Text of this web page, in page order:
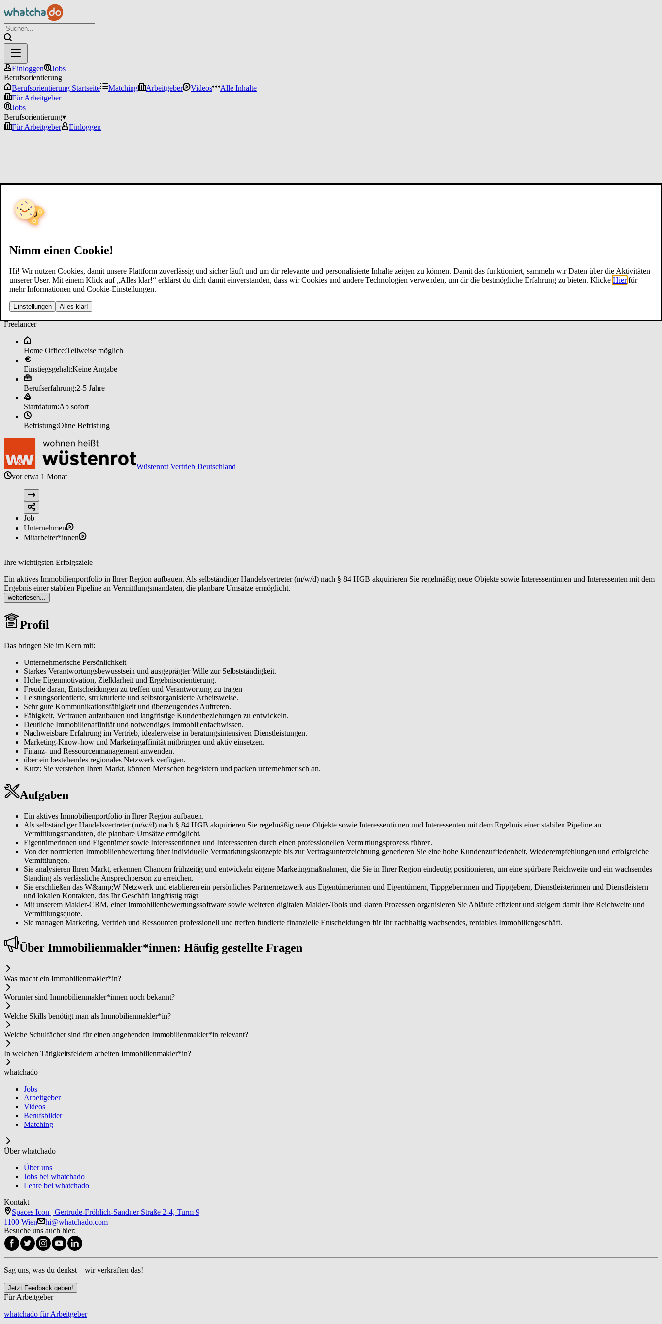
Nimm einen Cookie!
Hi! Wir nutzen Cookies, damit unsere Plattform zuverlässig und sicher läuft und um dir relevante und personalisierte Inhalte zeigen zu können. Damit das funktioniert, sammeln wir Daten über die Aktivitäten
unserer User. Mit einem Klick auf „Alles klar!“ erklärst du dich damit einverstanden, dass wir Cookies und andere Technologien verwenden, um dir die bestmögliche Erfahrung zu bieten. Klicke Hier für
mehr Informationen und Cookie-Einstellungen.
Einstellungen Alles klar!
Einloggen
Jobs
Berufsorientierung
Berufsorientierung Startseite
Matching Arbeitgeber Videos
Alle Inhalte
Für Arbeitgeber
Jobs
Berufsorientierung▾
Für Arbeitgeber
Einloggen
Im­mo­bi­li­en­mak­ler (m/w/d) im ­Part­ner­ver­bun­d bei un­de­fi­ned
Freelancer
Home Office:Teilweise möglich
Einstiegsgehalt:Keine Angabe
Berufserfahrung:2-5 Jahre
Startdatum:Ab sofort
Befristung:Ohne Befristung
Wüstenrot Vertrieb Deutschland
vor etwa 1 Monat
Job
Unternehmen
Mitarbeiter*innen
Ihre wichtigsten Erfolgsziele
Ein aktives Immobilienportfolio in Ihrer Region aufbauen. Als selbständiger Handelsvertreter (m/w/d) nach § 84 HGB akquirieren Sie regelmäßig neue Objekte sowie Interessentinnen und Interessenten mit dem
Ergebnis einer stabilen Pipeline an Vermittlungsmandaten, die planbare Umsätze ermöglicht.
Eigentümerinnen und Eigentümer sowie Interessentinnen und Interessenten durch einen professionellen Vermittlungsprozess führen. Von der normierten Immobilienbewertung über individuelle
Vermarktungskonzepte bis zur Vertragsunterzeichnung generieren Sie eine hohe Kundenzufriedenheit, Wiederempfehlungen und erfolgreiche Vermittlungen.
Als lokaler Immobilienexperte (m/w/d) sichtbar werden. Sie analysieren Ihren Markt, erkennen Chancen frühzeitig und entwickeln eigene Marketingmaßnahmen, die Sie in Ihrer Region eindeutig positionieren,
Dienstleisterinnen und Dienstleistern und lokalen Kontakten, das Ihr Geschäft langfristig trägt.
Moderne Tools & CRM effizient einsetzen. Mit unserem Makler-CRM, einer Immobilienbewertungssoftware sowie weiteren digitalen Makler-Tools und klaren Prozessen organisieren Sie Abläufe effizient und
steigern damit Ihre Reichweite und Vermittlungsquote.
Ihr Geschäft unternehmerisch steuern. Sie managen Marketing, Vertrieb und Ressourcen professionell und treffen fundierte finanzielle Entscheidungen für Ihr nachhaltig wachsendes, rentables
Immobiliengeschäft.
weiterlesen...
Profil
Das bringen Sie im Kern mit:
Unternehmerische Persönlichkeit
Starkes Verantwortungsbewusstsein und ausgeprägter Wille zur Selbstständigkeit.
Hohe Eigenmotivation, Zielklarheit und Ergebnisorientierung.
Freude daran, Entscheidungen zu treffen und Verantwortung zu tragen
Leistungsorientierte, strukturierte und selbstorganisierte Arbeitsweise.
Sehr gute Kommunikationsfähigkeit und überzeugendes Auftreten.
Fähigkeit, Vertrauen aufzubauen und langfristige Kundenbeziehungen zu entwickeln.
Deutliche Immobilienaffinität und notwendiges Immobilienfachwissen.
Nachweisbare Erfahrung im Vertrieb, idealerweise in beratungsintensiven Dienstleistungen.
Marketing-Know-how und Marketingaffinität mitbringen und aktiv einsetzen.
Finanz- und Ressourcenmanagement anwenden.
über ein bestehendes regionales Netzwerk verfügen.
Kurz: Sie verstehen Ihren Markt, können Menschen begeistern und packen unternehmerisch an.
Aufgaben
Ein aktives Immobilienportfolio in Ihrer Region aufbauen.
Als selbständiger Handelsvertreter (m/w/d) nach § 84 HGB akquirieren Sie regelmäßig neue Objekte sowie Interessentinnen und Interessenten mit dem Ergebnis einer stabilen Pipeline an
Vermittlungsmandaten, die planbare Umsätze ermöglicht.
Eigentümerinnen und Eigentümer sowie Interessentinnen und Interessenten durch einen professionellen Vermittlungsprozess führen.
Von der normierten Immobilienbewertung über individuelle Vermarktungskonzepte bis zur Vertragsunterzeichnung generieren Sie eine hohe Kundenzufriedenheit, Wiederempfehlungen und erfolgreiche
Vermittlungen.
Sie analysieren Ihren Markt, erkennen Chancen frühzeitig und entwickeln eigene Marketingmaßnahmen, die Sie in Ihrer Region eindeutig positionieren, um eine spürbare Reichweite und ein wachsendes
Standing als verlässliche Ansprechperson zu erreichen.
Sie erschließen das W&amp;W Netzwerk und etablieren ein persönliches Partnernetzwerk aus Eigentümerinnen und Eigentümern, Tippgeberinnen und Tippgebern, Dienstleisterinnen und Dienstleistern
und lokalen Kontakten, das Ihr Geschäft langfristig trägt.
Mit unserem Makler-CRM, einer Immobilienbewertungssoftware sowie weiteren digitalen Makler-Tools und klaren Prozessen organisieren Sie Abläufe effizient und steigern damit Ihre Reichweite und
Vermittlungsquote.
Sie managen Marketing, Vertrieb und Ressourcen professionell und treffen fundierte finanzielle Entscheidungen für Ihr nachhaltig wachsendes, rentables Immobiliengeschäft.
Über Im­mo­bi­li­en­mak­ler*in­nen: Häufig gestellte Fragen
Was macht ein Im­mo­bi­li­en­mak­ler*in?
Worunter sind Im­mo­bi­li­en­mak­ler*in­nen noch bekannt?
Welche Skills benötigt man als Im­mo­bi­li­en­mak­ler*in?
Welche Schulfächer sind für einen angehenden Im­mo­bi­li­en­mak­ler*in relevant?
In welchen Tätigkeitsfeldern arbeiten Im­mo­bi­li­en­mak­ler*in?
whatchado
Jobs
Arbeitgeber
Videos
Berufsbilder
Matching
Über whatchado
Über uns
Jobs bei whatchado
Lehre bei whatchado
Kontakt
Spaces Icon | Gertrude-Fröhlich-Sandner Straße 2-4, Turm 9
1100 Wien
hi@whatchado.com
Besuche uns auch hier:
Sag uns, was du denkst – wir verkraften das!
Jetzt Feedback geben!
Für Arbeitgeber
whatchado für Arbeitgeber